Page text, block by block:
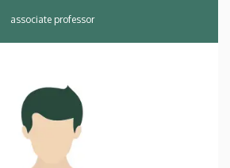
associate professor